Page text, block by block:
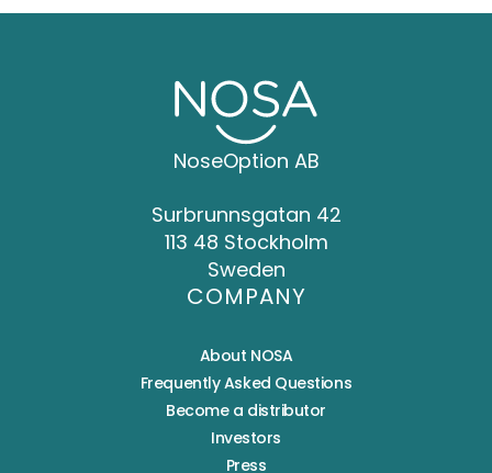
NoseOption AB
Surbrunnsgatan 42
113 48 Stockholm
Sweden
COMPANY
About NOSA
Frequently Asked Questions
Become a distributor
Investors
Press